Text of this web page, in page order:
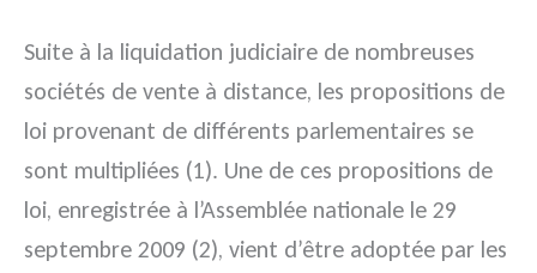
Suite à la liquidation judiciaire de nombreuses
sociétés de vente à distance, les propositions de
loi provenant de différents parlementaires se
sont multipliées (1). Une de ces propositions de
loi, enregistrée à l’Assemblée nationale le 29
septembre 2009 (2), vient d’être adoptée par les